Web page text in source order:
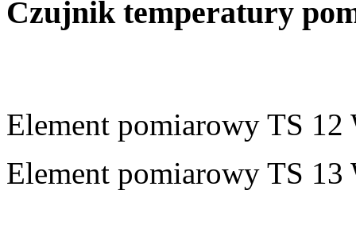
Czujnik temperatury
Element pomiarowy TS 12
Element pomiarowy TS 13